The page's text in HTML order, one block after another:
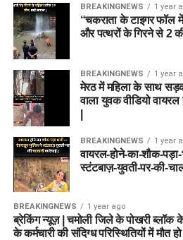
BREAKINGNEWS 1 year
“चकराता के टाइगर फॉल
और पत्थरों के गिरने से 2
BREAKINGNEWS 1 year
मेरठ में महिला के साथ
वाला युवक वीडियो
BREAKINGNEWS 1 year
वायरल-होने-का-शौक-
स्टंटबाज़-युवती-पर-की-
BREAKINGNEWS 1 year ago
ब्रेकिंग न्यूज़ | चमोली जिले के पोखरी ब्लॉक के
के कर्मचारी की संदिग्ध परिस्थितियों में मौत